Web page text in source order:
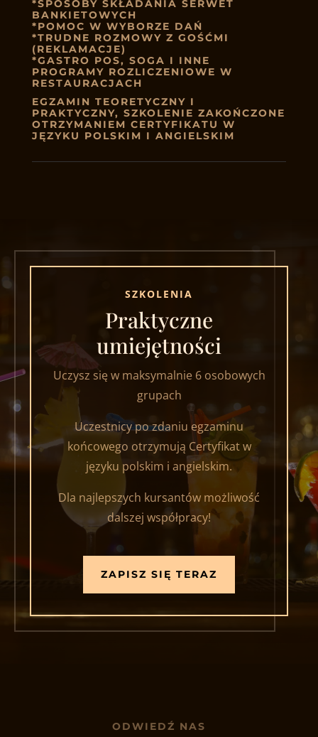
*SPOSOBY SKŁADANIA SERWET
BANKIETOWYCH
*POMOC W WYBORZE DAŃ
*TRUDNE ROZMOWY Z GOŚĆMI
(REKLAMACJE)
*GASTRO POS, SOGA I INNE
PROGRAMY ROZLICZENIOWE W
RESTAURACJACH
EGZAMIN TEORETYCZNY I
PRAKTYCZNY, SZKOLENIE ZAKOŃCZONE
OTRZYMANIEM CERTYFIKATU W
JĘZYKU POLSKIM I ANGIELSKIM
SZKOLENIA
Praktyczne
umiejętności
Uczysz się w maksymalnie 6 osobowych
grupach
Uczestnicy po zdaniu egzaminu
końcowego otrzymują Certyfikat w
języku polskim i angielskim.
Dla najlepszych kursantów możliwość
dalszej współpracy!
ZAPISZ SIĘ TERAZ
ODWIEDŹ NAS